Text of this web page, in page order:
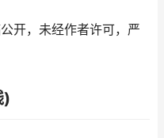
开，未经作者许可，严
)